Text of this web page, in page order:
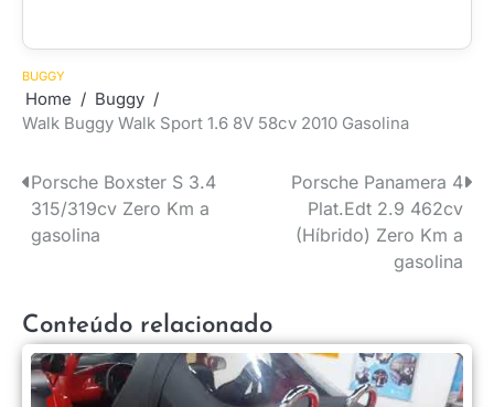
BUGGY
Home
Buggy
Walk Buggy Walk Sport 1.6 8V 58cv 2010 Gasolina
Navegação
de
Porsche Boxster S 3.4
315/319cv Zero Km a
gasolina
Porsche Panamera 4
Plat.Edt 2.9 462cv
(Híbrido) Zero Km a
gasolina
Conteúdo relacionado